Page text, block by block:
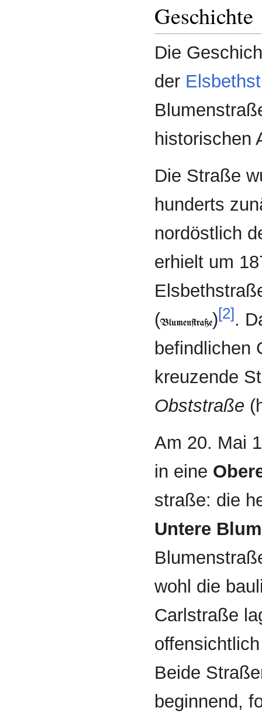
Geschichte
Die
der
historischen
Die Straße
hunderts
nord­östlich
erhielt um
(
)[2].
befindlichen
kreuzende
Obst­straße
Am 20. Mai
in eine
straße: die
Untere
wohl die
Carlstraße
Beide
beginnend,